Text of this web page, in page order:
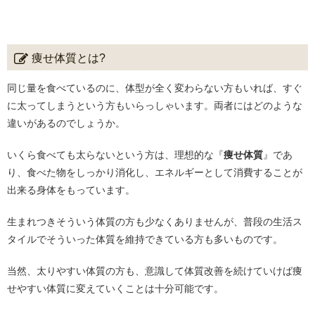
痩せ体質とは?
同じ量を食べているのに、体型が全く変わらない方もいれば、すぐ
に太ってしまうという方もいらっしゃいます。両者にはどのような
違いがあるのでしょうか。
いくら食べても太らないという方は、理想的な『痩せ体質』であ
り、食べた物をしっかり消化し、エネルギーとして消費することが
出来る身体をもっています。
生まれつきそういう体質の方も少なくありませんが、普段の生活ス
タイルでそういった体質を維持できている方も多いものです。
当然、太りやすい体質の方も、意識して体質改善を続けていけば痩
せやすい体質に変えていくことは十分可能です。